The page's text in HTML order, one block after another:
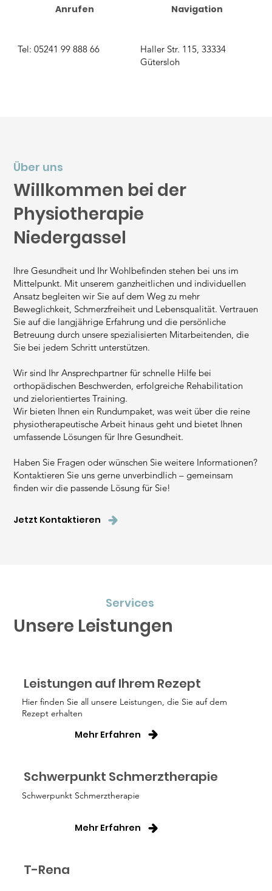
Tel:05241 99 888 66
Anrufen
Haller Str. 115, 33334
Gütersloh
Navigation
Über uns
Willkommen bei der
Physiotherapie
Niedergassel
Ihre Gesundheit und Ihr Wohlbefinden stehen bei uns im
Mittelpunkt. Mit unserem ganzheitlichen und individuellen
Ansatz begleiten wir Sie auf dem Weg zu mehr
Beweglichkeit, Schmerzfreiheit und Lebensqualität. Vertrauen
Sie auf die langjährige Erfahrung und die persönliche
Betreuung durch unsere spezialisierten Mitarbeitenden, die
Sie bei jedem Schritt unterstützen.
Wir sind Ihr Ansprechpartner für schnelle Hilfe bei
orthopädischen Beschwerden, erfolgreiche Rehabilitation
und zielorientiertes Training.
Wir bieten Ihnen ein Rundumpaket, was weit über die reine
physiotherapeutische Arbeit hinaus geht und bietet Ihnen
umfassende Lösungen für Ihre Gesundheit.
Haben Sie Fragen oder wünschen Sie weitere Informationen?
Kontaktieren Sie uns gerne unverbindlich – gemeinsam
finden wir die passende Lösung für Sie!
Jetzt Kontaktieren
Services
Unsere Leistungen
Leistungen auf Ihrem Rezept
Hier finden Sie all unsere Leistungen, die Sie auf dem
Rezept erhalten
Mehr Erfahren
Schwerpunkt Schmerztherapie
Schwerpunkt Schmerztherapie
Mehr Erfahren
T-Rena